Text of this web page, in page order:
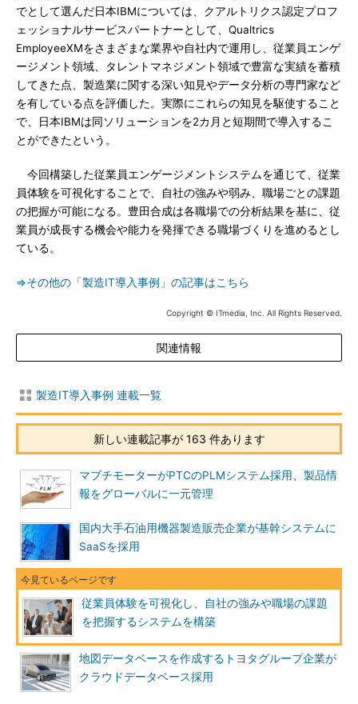
でとして選んだ日本IBMについては、クアルトリクス認定プロフ
ェッショナルサービスパートナーとして、Qualtrics
EmployeeXMをさまざまな業界や自社内で運用し、従業員エンゲ
ージメント領域、タレントマネジメント領域で豊富な実績を蓄積
してきた点、製造業に関する深い知見やデータ分析の専門家など
を有している点を評価した。実際にこれらの知見を駆使すること
で、日本IBMは同ソリューションを2カ月と短期間で導入するこ
とができたという。
今回構築した従業員エンゲージメントシステムを通じて、従業
員体験を可視化することで、自社の強みや弱み、職場ごとの課題
の把握が可能になる。豊田合成は各職場での分析結果を基に、従
業員が成長する機会や能力を発揮できる職場づくりを進めるとし
ている。
⇒その他の「製造IT導入事例」の記事はこちら
Copyright © ITmedia, Inc. All Rights Reserved.
関連情報
製造IT導入事例 連載一覧
新しい連載記事が 163 件あります
マブチモーターがPTCのPLMシステム採用、製品情
報をグローバルに一元管理
国内大手石油用機器製造販売企業が基幹システムに
SaaSを採用
従業員体験を可視化し、自社の強みや職場の課題
を把握するシステムを構築
地図データベースを作成するトヨタグループ企業が
クラウドデータベース採用